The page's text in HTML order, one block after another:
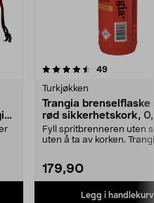
49
Turkjøkken
Trangia brenselflaske
rød sikkerhetskork,
Fyll spritbrenneren uten
uten å ta av korken.
179,90
Legg i handlekurv
4.5av 5 stjerner